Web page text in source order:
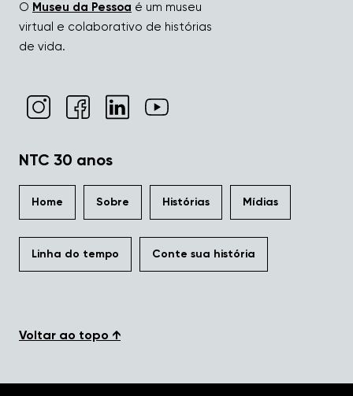
O Museu da Pessoa é um museu
virtual e colaborativo de histórias
de vida.
NTC 30 anos
Home Sobre Histórias Mídias
Linha do tempo Conte sua história
Voltar ao topo ↑